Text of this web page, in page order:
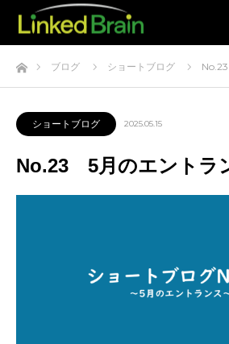
ホームブログ ショートブログ
ショートブログ 2025.05.15
No.23 5月のエントラ